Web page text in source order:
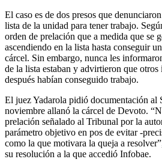
El caso es de dos presos que
lista de la unidad para tener trabajo.
orden de prelación que a medida que se
ascendiendo en la lista hasta conseguir
cárcel. Sin embargo, nunca les
de la lista estaban y advirtieron que otros
después habían conseguido trabajo.
El juez Yadarola pidió documentación al
noviembre allanó la cárcel de Devoto.
prelación señalado al Tribunal por la
parámetro objetivo en pos de evitar -
como la que motivara la queja a
su resolución a la que accedió Infobae.